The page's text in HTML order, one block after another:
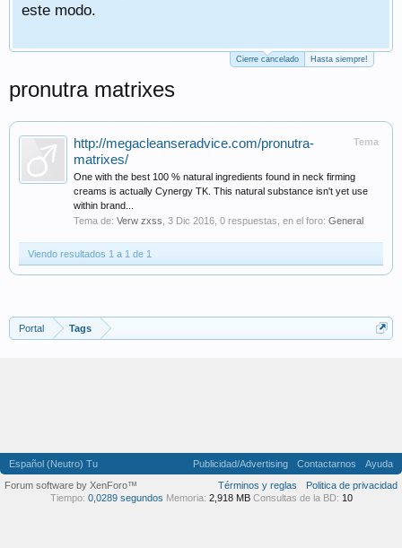
este modo.
Cierre cancelado Hasta siempre!
pronutra matrixes
Tema
http://megacleanseradvice.com/pronutra-
matrixes/
One with the best 100 % natural ingredients found in neck firming
creams is actually Cynergy TK. This natural substance isn't yet use
within brand...
Tema de: Verw zxss 3 Dic 2016 , 0 respuestas, en el foro: General
Viendo resultados 1 a 1 de 1
Portal Tags
Español (Neutro) Tu Publicidad/Advertising Contactarnos
Ayuda
Términos y reglas
Politica de privacidad
Forum software by XenForo™
Tiempo: 0,0289 segundos Memoria: 2,918 MB Consultas de la BD: 10